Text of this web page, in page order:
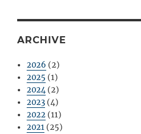
ARCHIVE
2026 (2)
2025 (1)
2024(2)
2023 (4)
2022 (11)
2021 (25)